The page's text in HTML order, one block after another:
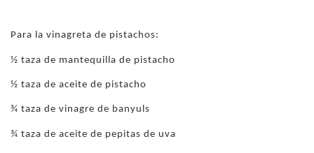
Para la vinagreta de pistachos:
½ taza de mantequilla de pistacho
½ taza de aceite de pistacho
¾ taza de vinagre de banyuls
¾ taza de aceite de pepitas de uva